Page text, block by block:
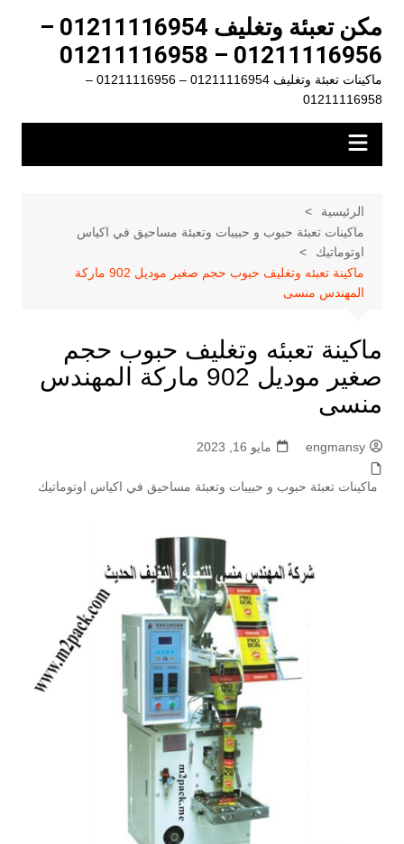
المحتوى
مكن تعبئة وتغليف 01211116954 –
01211116956 – 01211116958
ماكينات تعبئة وتغليف 01211116954 – 01211116956 –
01211116958
الرئيسية
ماكينات تعبئة حبوب و حبيبات وتعبئة مساحيق في اكياس
اوتوماتيك
ماكينة تعبئه وتغليف حبوب حجم صغير موديل 902 ماركة
المهندس منسى
ماكينة تعبئه وتغليف حبوب حجم
صغير موديل 902 ماركة المهندس
منسى
engmansy مايو 16, 2023
ماكينات تعبئة حبوب و حبيبات وتعبئة مساحيق في اكياس اوتوماتيك